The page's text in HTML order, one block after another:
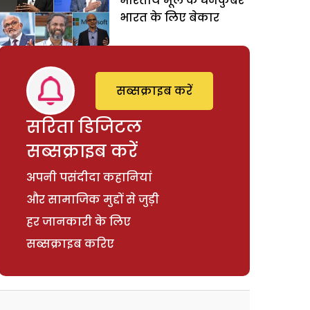
भारत के लिए बेकार
सरिता डिजिटल
सब्सक्राइब करें
अपनी पसंदीदा कहानियां
और सामाजिक मुद्दों से जुड़ी
हर जानकारी के लिए
सब्सक्राइब करिए
सब्सक्राइब करें